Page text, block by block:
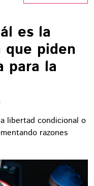
es la
que piden
para la
libertad condicional o
razones